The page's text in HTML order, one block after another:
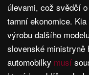
úlevami, což svědčí
tamní ekonomice.
výrobu dalšího
slovenské ministryně
automobilky musí